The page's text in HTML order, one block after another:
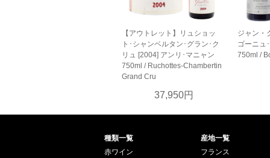
【アウトレット】リュショッ
ト･シャンベルタン･グラン･ク
リュ [2004] アンリ･マニャン
750ml / Ruchottes-Chambertin
Grand Cru
37,950円
ジャン・
ゴーニュ
750ml /
種類一覧
赤ワイン
産地一覧
フランス